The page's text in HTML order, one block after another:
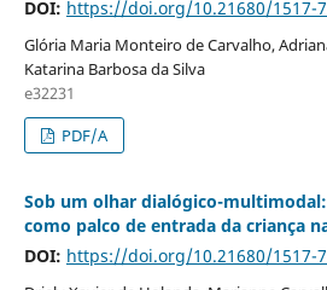
DOI: https://doi.org/10.21680/1517-
Glória Maria Monteiro de Carvalho,
Katarina Barbosa da Silva
e32231
PDF/A
Sob um olhar dialógico-
como palco de entrada da criança
DOI: https://doi.org/10.21680/1517-